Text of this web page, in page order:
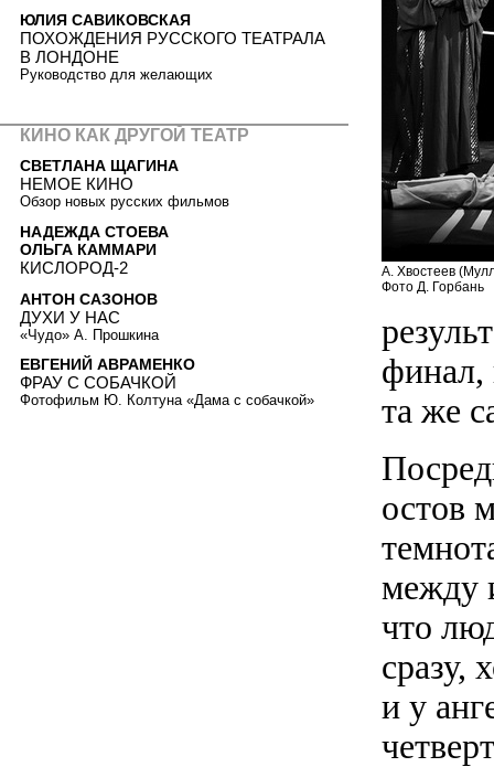
А. Хвостеев
Фото Д. Горбань
финал,
та же
остов
между
что
сразу,
и у
ЮЛИЯ САВИКОВСКАЯ
ПОХОЖДЕНИЯ РУССКОГО ТЕАТРАЛА
В ЛОНДОНЕ
Руководство для желающих
КИНО КАК ДРУГОЙ ТЕАТР
СВЕТЛАНА ЩАГИНА
НЕМОЕ КИНО
Обзор новых русских фильмов
НАДЕЖДА СТОЕВА
ОЛЬГА КАММАРИ
КИСЛОРОД-2
АНТОН САЗОНОВ
ДУХИ У НАС
«Чудо» А. Прошкина
ЕВГЕНИЙ АВРАМЕНКО
ФРАУ С СОБАЧКОЙ
Фотофильм Ю. Колтуна «Дама с собачкой»